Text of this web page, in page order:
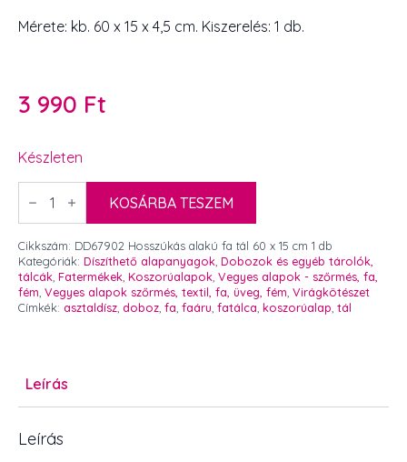
Mérete: kb. 60 x 15 x 4,5 cm. Kiszerelés: 1 db.
3 990 Ft
Készleten
Hosszúkás
alakú
60
x
15
cm
1
KOSÁRBA TESZEM
Cikkszám: DD67902 Hosszúkás alakú fa tál 60 x 15 cm 1 db
Kategóriák: Díszíthető alapanyagok Dobozok és egyéb tárolók,
tálcák Fatermékek Koszorúalapok Vegyes alapok - szőrmés, fa,
fém Vegyes alapok szőrmés, textil, fa, üveg, fém Virágkötészet
Címkék: asztaldísz doboz fa faáru fatálca koszorúalap tál
Leírás
Leírás